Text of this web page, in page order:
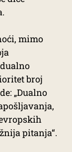
mimo
broj
„Dualno
pitanja“.